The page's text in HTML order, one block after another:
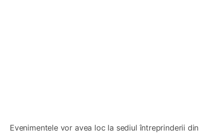
Evenimentele vor avea loc la sediul întreprinderii din